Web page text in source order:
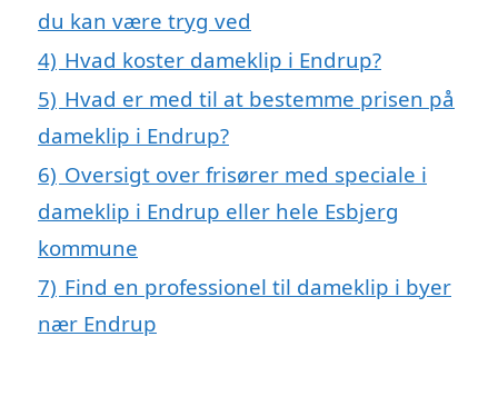
du kan være tryg ved
4) Hvad koster dameklip i Endrup?
5) Hvad er med til at bestemme prisen på
dameklip i Endrup?
6) Oversigt over frisører med speciale i
dameklip i Endrup eller hele Esbjerg
kommune
7) Find en professionel til dameklip i byer
nær Endrup